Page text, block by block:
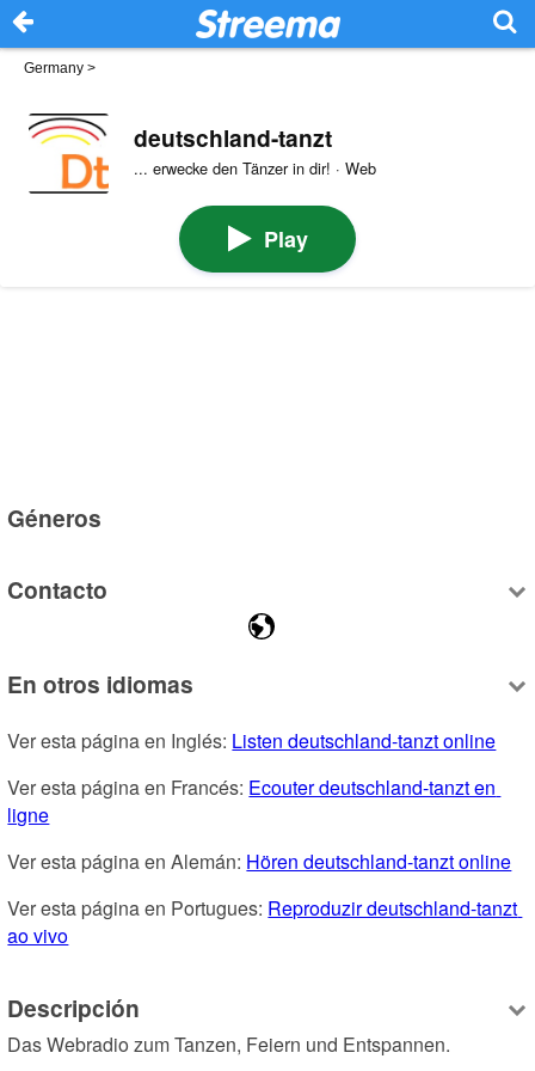
Germany >
deutschland-tanzt
... erwecke den Tänzer in dir! · Web
Play
Géneros
Contacto
En otros idiomas
Ver esta página en Inglés: Listen deutschland-tanzt online
Ver esta página en Francés: Ecouter deutschland-tanzt en
ligne
Ver esta página en Alemán: Hören deutschland-tanzt online
Ver esta página en Portugues: Reproduzir deutschland-tanzt
ao vivo
Descripción
Das Webradio zum Tanzen, Feiern und Entspannen.